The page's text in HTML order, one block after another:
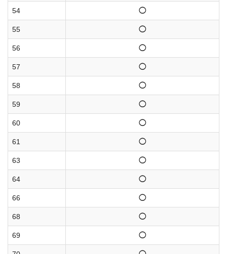
54 ◯
55 ◯
56 ◯
57 ◯
58 ◯
59 ◯
60 ◯
61 ◯
63 ◯
64 ◯
66 ◯
68 ◯
69 ◯